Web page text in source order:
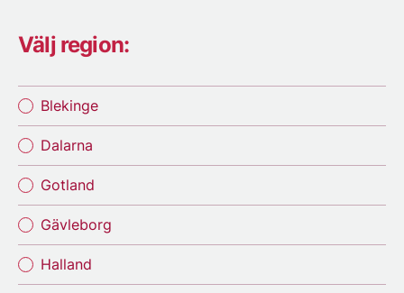
Välj region:
Blekinge
Dalarna
Gotland
Gävleborg
Halland